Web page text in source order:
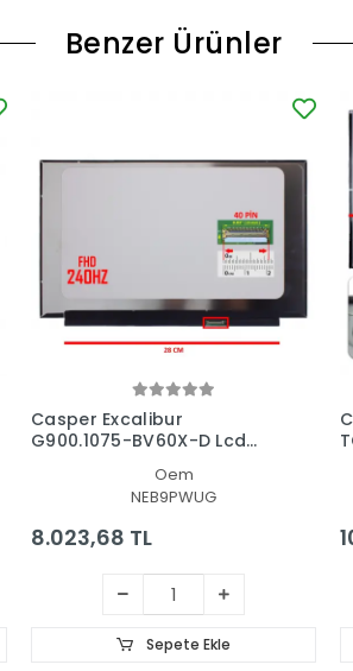
Benzer Ürünler
Casper Excalibur
G900.1075-BV60X-D Lcd
Oem
NEB9PWUG
8.023,68 TL
Sepete Ekle